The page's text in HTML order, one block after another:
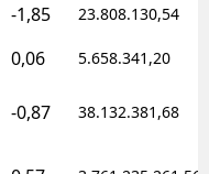
-1,85 23.808.130,54
0,06 5.658.341,20
-0,87 38.132.381,68